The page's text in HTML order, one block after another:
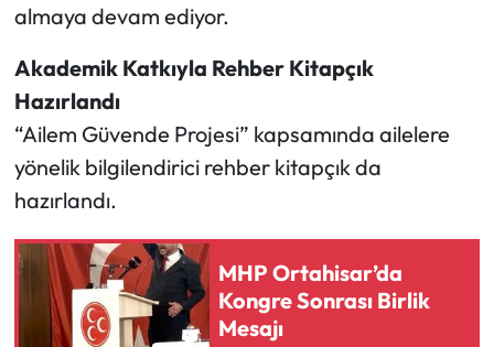
almaya devam ediyor.
Akademik Katkıyla Rehber Kitapçık
Hazırlandı
“Ailem Güvende Projesi” kapsamında ailelere
yönelik bilgilendirici rehber kitapçık da
hazırlandı.
MHP Ortahisar’da
Kongre Sonrası Birlik
Mesajı